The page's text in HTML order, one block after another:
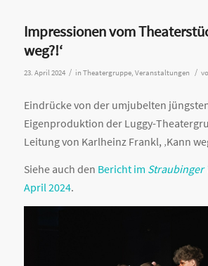
Impressionen vom
weg?!‘
23. April 2024 / in Theatergruppe, Veranstaltungen /
Eindrücke von der umjubelten
Eigenproduktion der Luggy-
Leitung von Karlheinz Frankl, ‚Kann
Siehe auch den Bericht im Straubinger
April 2024.